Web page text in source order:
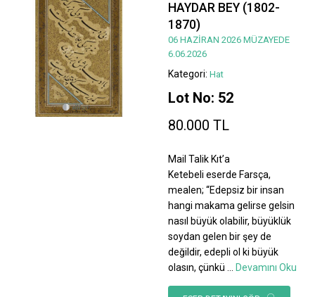
HAYDAR BEY (1802-
1870)
06 HAZİRAN 2026 MÜZAYEDE
6.06.2026
Kategori: Hat
Lot No: 52
80.000 TL
Mail Talik Kıt’a
Ketebeli eserde Farsça,
mealen; “Edepsiz bir insan
hangi makama gelirse gelsin
nasıl büyük olabilir, büyüklük
soydan gelen bir şey de
değildir, edepli ol ki büyük
olasın, çünkü ... Devamını Oku